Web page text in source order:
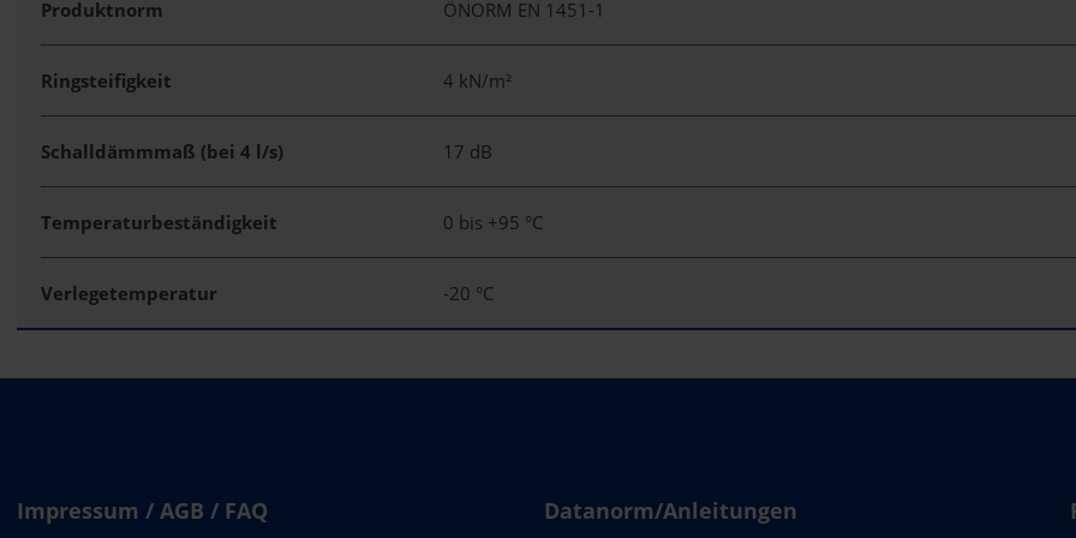
Produktnorm ÖNORM EN 1451-1
Ringsteifigkeit 4 kN/m²
Schalldämmmaß (bei 4 l/s) 17 dB
Temperaturbeständigkeit 0 bis +95 °C
Verlegetemperatur -20 °C
Impressum / AGB / FAQ Datanorm/Anleitungen